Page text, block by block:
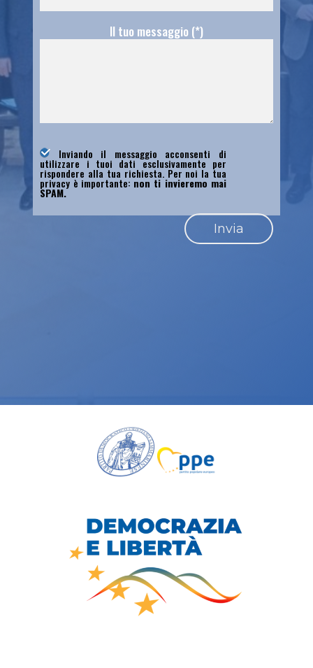
Il tuo messaggio (*)
Inviando il messaggio acconsenti di
utilizzare i tuoi dati esclusivamente per
rispondere alla tua richiesta. Per noi la tua
privacy è importante: non ti invieremo mai
SPAM.